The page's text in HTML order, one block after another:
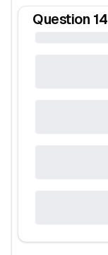
Question 14